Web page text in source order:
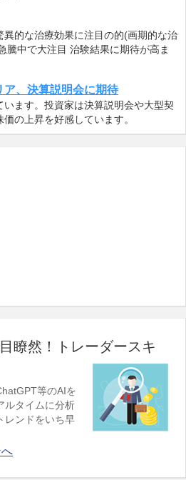
的な治療効果に注目の的(画期的な治
騰中で大注目 治験結果に期待が高ま
ア、決算説明会に期待
ます。投資家は決算説明会や大型契
の上昇を好感しています。
瞭然！トレーダースキ
等のAIを
ルタイムに分析
レンドをいち早